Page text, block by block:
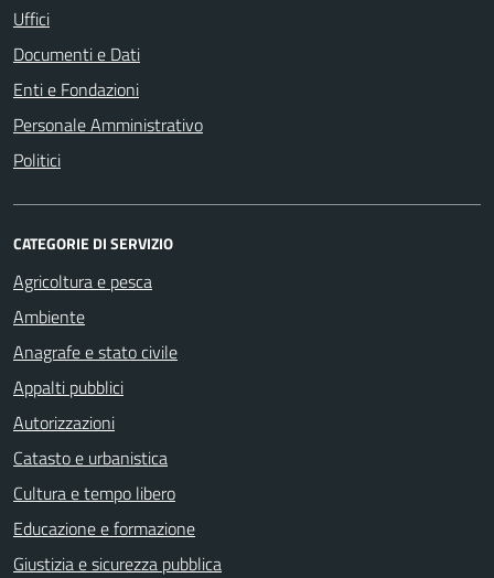
Uffici
Documenti e Dati
Enti e Fondazioni
Personale Amministrativo
Politici
CATEGORIE DI SERVIZIO
Agricoltura e pesca
Ambiente
Anagrafe e stato civile
Appalti pubblici
Autorizzazioni
Catasto e urbanistica
Cultura e tempo libero
Educazione e formazione
Giustizia e sicurezza pubblica